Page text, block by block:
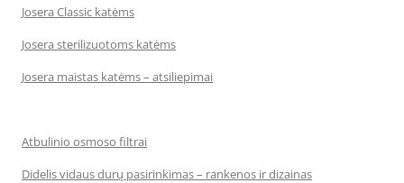
Josera Classic katėms
Josera sterilizuotoms katėms
Josera maistas katėms – atsiliepimai
Atbulinio osmoso filtrai
Didelis vidaus durų pasirinkimas – rankenos ir dizainas